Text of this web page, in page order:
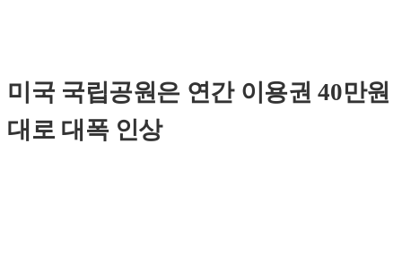
미국 국립공원은 연간 이용권 40만원
대로 대폭 인상